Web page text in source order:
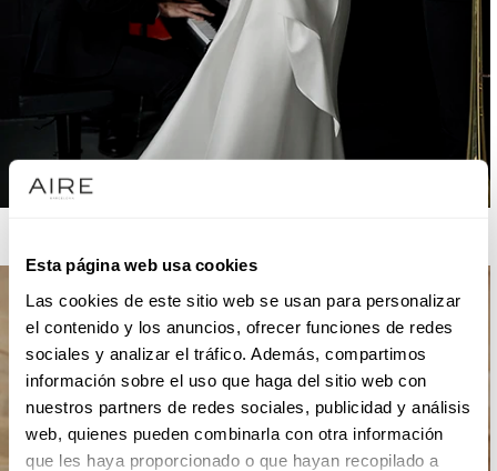
Esta página web usa cookies
Las cookies de este sitio web se usan para personalizar
el contenido y los anuncios, ofrecer funciones de redes
sociales y analizar el tráfico. Además, compartimos
información sobre el uso que haga del sitio web con
nuestros partners de redes sociales, publicidad y análisis
web, quienes pueden combinarla con otra información
que les haya proporcionado o que hayan recopilado a